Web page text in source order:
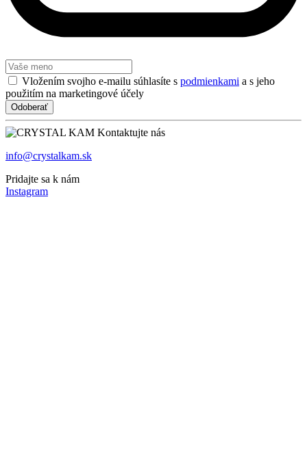
Vložením svojho e-mailu súhlasíte s podmienkami a s jeho
použitím na marketingové účely
Kontaktujte nás
info@crystalkam.sk
Pridajte sa k nám
Instagram